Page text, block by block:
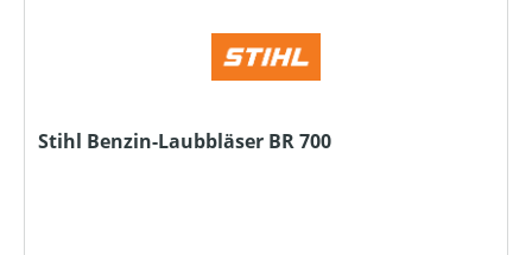
Stihl Benzin-Laubbläser BR 700